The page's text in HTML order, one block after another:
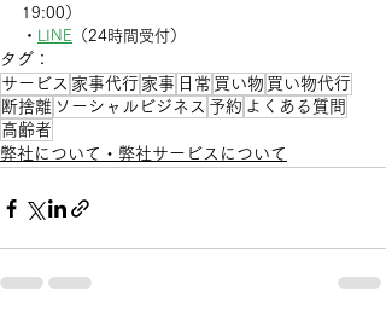
19:00）
・ LINE （24時間受付）
タグ：
サービス 家事代行 家事 日常 買い物 買い物代行
断捨離 ソーシャルビジネス 予約 よくある質問
高齢者
弊社について・弊社サービスについて